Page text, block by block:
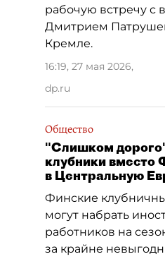
рабочую встречу с
Дмитрием
Кремле.
16:19, 27 мая 2026,
dp.ru
Общество
"Слишком
клубники вместо
в Центральную
Финские
могут набрать
работников на
за крайне